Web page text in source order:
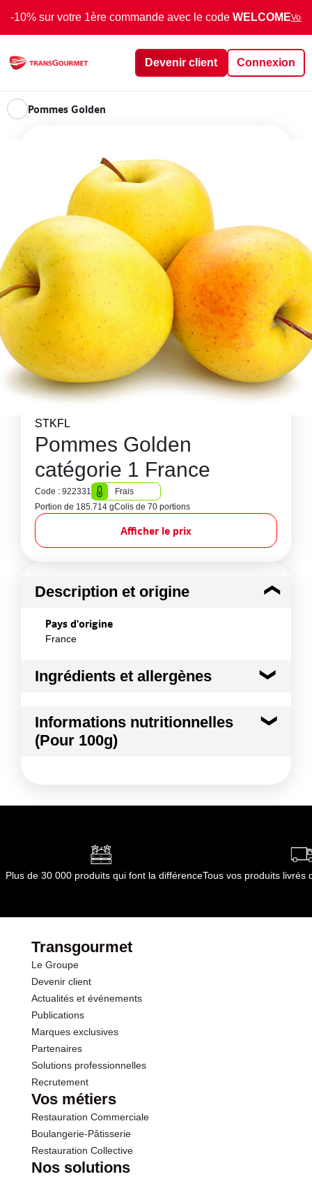
-10% sur votre 1ère commande avec le code WELCOMEVoir
Devenir client Connexion
Pommes Golden
STKFL
Pommes Golden
catégorie 1 France
Code : 922331
Frais
Portion de 185.714 gColis de 70 portions
Afficher le prix
Description et origine
Pays d'origine
France
Ingrédients et allergènes
Pomme golden
Conformément aux informations transmises
Informations nutritionnelles
(Pour 100g)
Kilojoules 241 kj
dont Acides gras saturés 0.01 g
dont Sucres
Protéines
Sel
Plus de 30 000 produits qui font la différenceTous vos produits livrés
Transgourmet
Le Groupe
Devenir client
Actualités et événements
Publications
Marques exclusives
Partenaires
Solutions professionnelles
Recrutement
Vos métiers
Restauration Commerciale
Boulangerie-Pâtisserie
Restauration Collective
Nos solutions